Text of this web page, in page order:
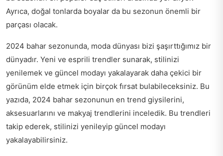
Ayrıca, doğal tonlarda boyalar da bu sezonun önemli bir
parçası olacak.
2024 bahar sezonunda, moda dünyası bizi şaşırttığımız bir
dünyadır. Yeni ve esprili trendler sunarak, stilinizi
yenilemek ve güncel modayı yakalayarak daha çekici bir
görünüm elde etmek için birçok fırsat bulabileceksiniz. Bu
yazıda, 2024 bahar sezonunun en trend giysilerini,
aksesuarlarını ve makyaj trendlerini inceledik. Bu trendleri
takip ederek, stilinizi yenileyip güncel modayı
yakalayabilirsiniz.